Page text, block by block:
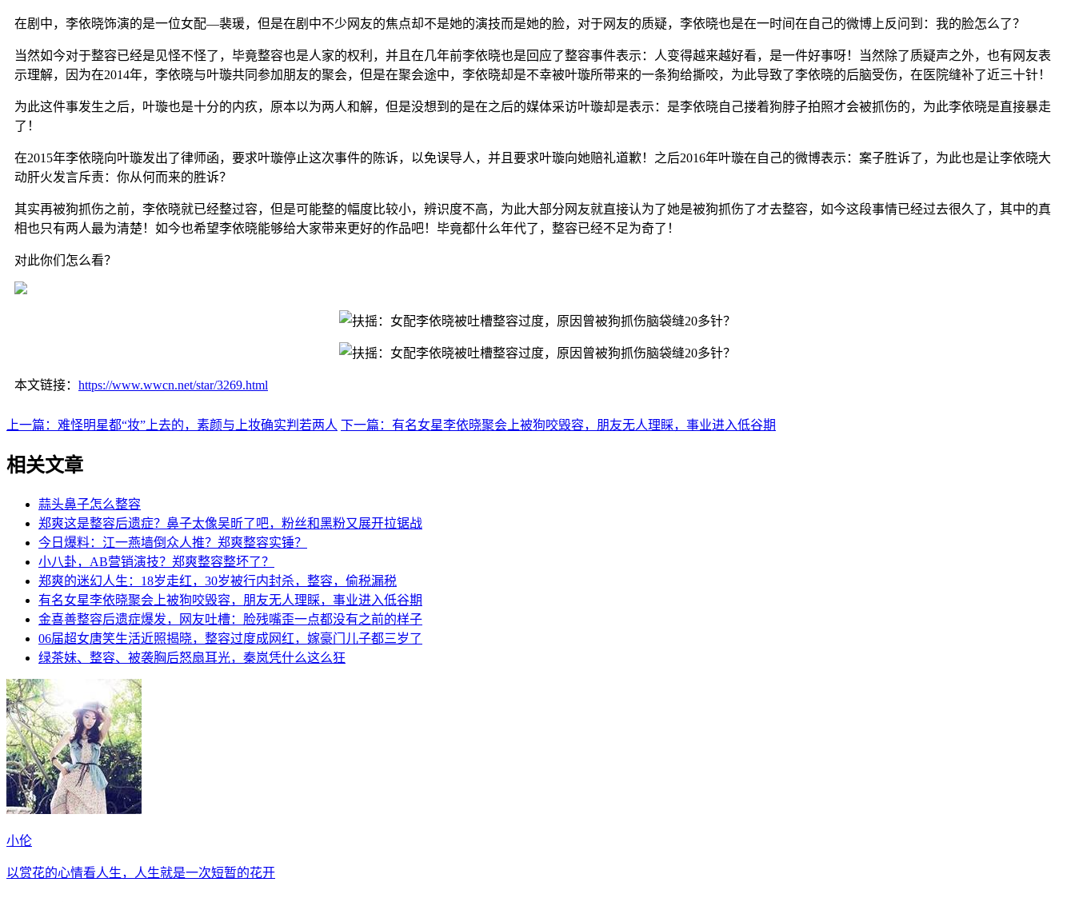
在剧中，李依晓饰演的是一位女配—裴瑗，但是在剧中不少网友的焦点却不是她的演技而是她的脸，对于网友的质疑，李依晓也是在一时间在自己的微博上反问到：我的脸怎么了？
当然如今对于整容已经是见怪不怪了，毕竟整容也是人家的权利，并且在几年前李依晓也是回应了整容事件表示：人变得越来越好看，是一件好事呀！当然除了质疑声之外，也有网友表
示理解，因为在2014年，李依晓与叶璇共同参加朋友的聚会，但是在聚会途中，李依晓却是不幸被叶璇所带来的一条狗给撕咬，为此导致了李依晓的后脑受伤，在医院缝补了近三十针！
为此这件事发生之后，叶璇也是十分的内疚，原本以为两人和解，但是没想到的是在之后的媒体采访叶璇却是表示：是李依晓自己搂着狗脖子拍照才会被抓伤的，为此李依晓是直接暴走
了！
在2015年李依晓向叶璇发出了律师函，要求叶璇停止这次事件的陈诉，以免误导人，并且要求叶璇向她赔礼道歉！之后2016年叶璇在自己的微博表示：案子胜诉了，为此也是让李依晓大
动肝火发言斥责：你从何而来的胜诉？
其实再被狗抓伤之前，李依晓就已经整过容，但是可能整的幅度比较小，辨识度不高，为此大部分网友就直接认为了她是被狗抓伤了才去整容，如今这段事情已经过去很久了，其中的真
相也只有两人最为清楚！如今也希望李依晓能够给大家带来更好的作品吧！毕竟都什么年代了，整容已经不足为奇了！
对此你们怎么看？
本文链接： https://www.wwcn.net/star/3269.html
上一篇：难怪明星都“妆”上去的，素颜与上妆确实判若两人 下一篇：有名女星李依晓聚会上被狗咬毁容，朋友无人理睬，事业进入低谷期
相关文章
蒜头鼻子怎么整容
郑爽这是整容后遗症？鼻子太像吴昕了吧，粉丝和黑粉又展开拉锯战
今日爆料：江一燕墙倒众人推？郑爽整容实锤？
小八卦，AB营销演技？郑爽整容整坏了？
郑爽的迷幻人生：18岁走红，30岁被行内封杀，整容，偷税漏税
有名女星李依晓聚会上被狗咬毁容，朋友无人理睬，事业进入低谷期
金喜善整容后遗症爆发，网友吐槽：脸残嘴歪一点都没有之前的样子
06届超女唐笑生活近照揭晓，整容过度成网红，嫁豪门儿子都三岁了
绿茶妹、整容、被袭胸后怒扇耳光，秦岚凭什么这么狂
小伦
以赏花的心情看人生，人生就是一次短暂的花开